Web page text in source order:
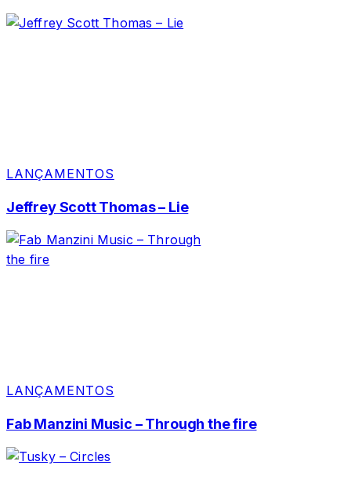
LANÇAMENTOS
Jeffrey Scott Thomas – Lie
LANÇAMENTOS
Fab Manzini Music – Through the fire